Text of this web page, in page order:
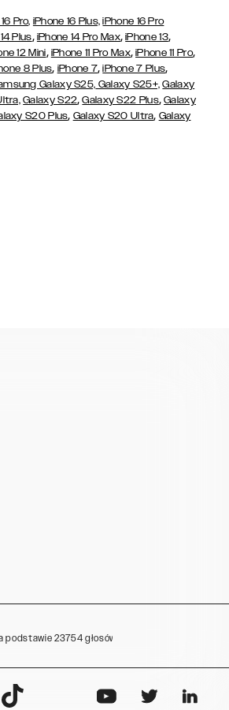
Pro, iPhone 16 Plus, iPhone 16 Pro
Plus, iPhone 14 Pro Max,iPhone 13,
12 Mini, iPhone 11 Pro Max,iPhone 11 Pro,
8 Plus, iPhone 7,iPhone 7 Plus,
Galaxy S25, Galaxy S25+, Galaxy
Galaxy S22,Galaxy S22 Plus,Galaxy
S20 Plus, Galaxy S20 Ultra, Galaxy
podstawie 23754 głosów